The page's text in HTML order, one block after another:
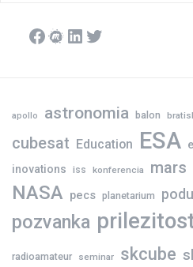
Facebook
Meetup
LinkedIn
Twitter
apollo astronomia balon
cubesat Education ESA
inovations iss konferencia mars
NASA pecs planetarium
pozvanka
radioamateur seminar skcube